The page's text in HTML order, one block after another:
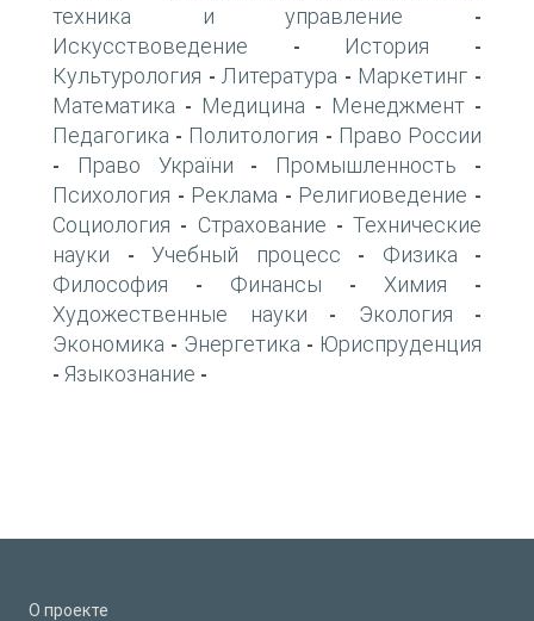
техника и управление -
Искусствоведение - История -
Культурология - Литература - Маркетинг -
Математика - Медицина - Менеджмент -
Педагогика - Политология - Право России
- Право України - Промышленность -
Психология - Реклама - Религиоведение -
Социология - Страхование - Технические
науки - Учебный процесс - Физика -
Философия - Финансы - Химия -
Художественные науки - Экология -
Экономика - Энергетика - Юриспруденция
- Языкознание -
О проекте